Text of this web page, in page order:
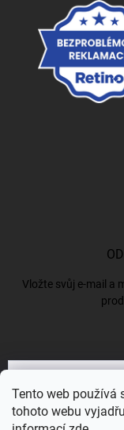
Tento web používá
tohoto webu
Vložte svůj e-mail a
Vložením e-mailu